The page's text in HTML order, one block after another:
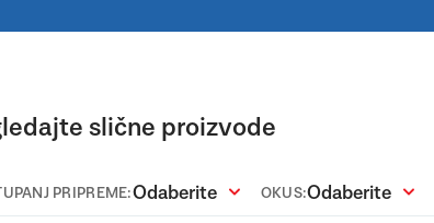
slične proizvode
PRIPREME:Odaberite OKUS:Odaberite